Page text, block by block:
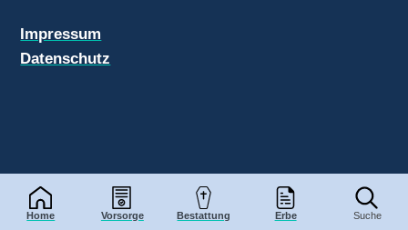
Home Vorsorge Bestattung Erbe Suche
Impressum
Datenschutz
Bestattungen-Info.de © 2026